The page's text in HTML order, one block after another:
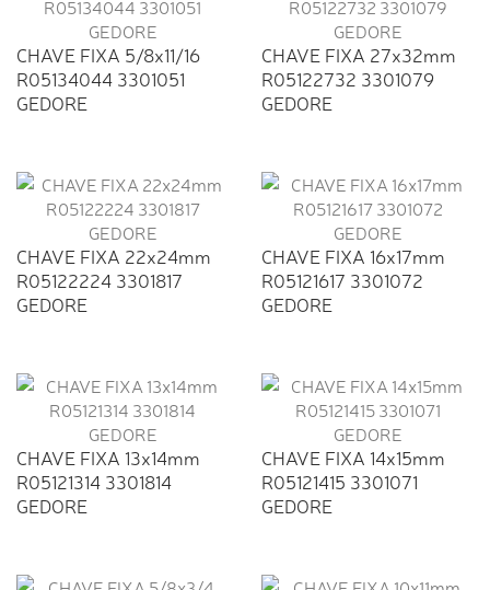
CHAVE FIXA 5/8x11/16
R05134044 3301051
GEDORE
CHAVE FIXA 27x32mm
R05122732 3301079
GEDORE
CHAVE FIXA 22x24mm
R05122224 3301817
GEDORE
CHAVE FIXA 16x17mm
R05121617 3301072
GEDORE
CHAVE FIXA 13x14mm
R05121314 3301814
GEDORE
CHAVE FIXA 14x15mm
R05121415 3301071
GEDORE